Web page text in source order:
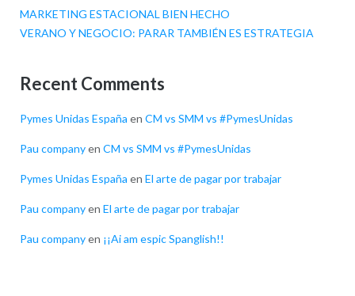
MARKETING ESTACIONAL BIEN HECHO
VERANO Y NEGOCIO: PARAR TAMBIÉN ES ESTRATEGIA
Recent Comments
Pymes Unidas España en CM vs SMM vs #PymesUnidas
Pau companyen CM vs SMM vs #PymesUnidas
Pymes Unidas España en El arte de pagar por trabajar
Pau companyen El arte de pagar por trabajar
Pau companyen ¡¡Ai am espic Spanglish!!